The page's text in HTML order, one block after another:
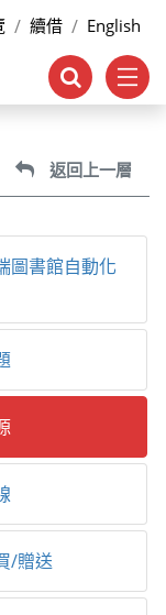
續借 English
返回上一層
圖書館自動化
/贈送